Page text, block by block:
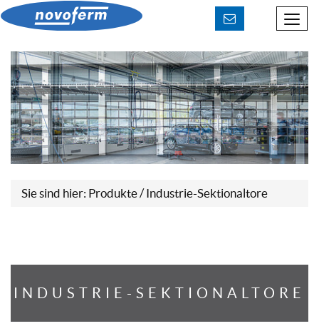
Downloads
Sie sind hier: Produkte / Industrie-Sektionaltore
INDUSTRIE-SEKTIONALTORE